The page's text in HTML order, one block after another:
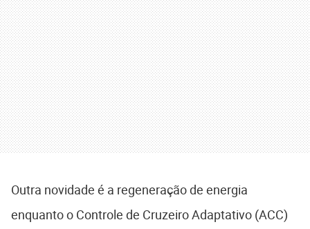
Outra novidade é a regeneração de energia
enquanto o Controle de Cruzeiro Adaptativo (ACC)